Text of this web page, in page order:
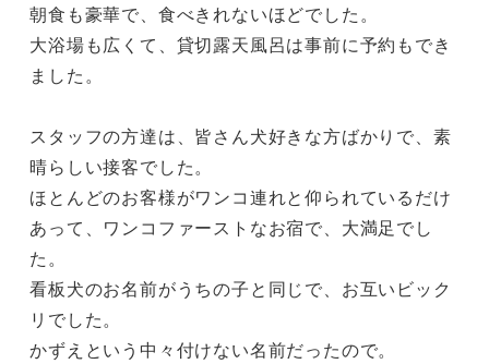
朝食も豪華で、食べきれないほどでした。
大浴場も広くて、貸切露天風呂は事前に予約もでき
ました。
スタッフの方達は、皆さん犬好きな方ばかりで、素
晴らしい接客でした。
ほとんどのお客様がワンコ連れと仰られているだけ
あって、ワンコファーストなお宿で、大満足でし
た。
看板犬のお名前がうちの子と同じで、お互いビック
リでした。
かずえという中々付けない名前だったので。